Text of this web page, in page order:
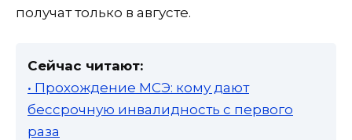
получат только в августе.
Сейчас читают:
• Прохождение МСЭ: кому дают
бессрочную инвалидность с первого
раза